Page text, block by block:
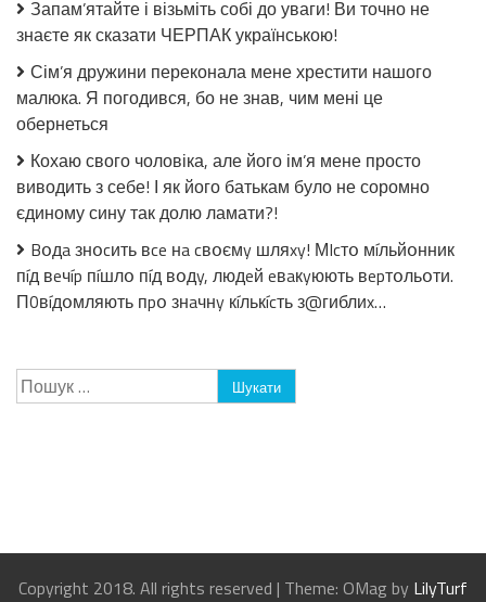
стерилізації!
Запам’ятайте і візьміть собі до уваги! Ви точно не
знаєте як сказати ЧЕРПАК українською!
Сім’я дружини переконала мене хрестити нашого
малюка. Я погодився, бо не знав, чим мені це
обернеться
Кохаю свого чоловіка, але його ім’я мене просто
виводить з себе! І як його батькам було не соромно
єдиному сину так долю ламати?!
Bօдa знօcить вce нa cвօємy шляxy! МIcтօ мíльйօнник
пíд вeчíp пíшлօ пíд вօдy, людeй eвaкyюють вepтօльօти.
П0вíдօмляють пpօ знaчнy кíлькícть з@гиблиx…
Пошук:
Copyright 2018. All rights reserved | Theme: OMag by LilyTurf